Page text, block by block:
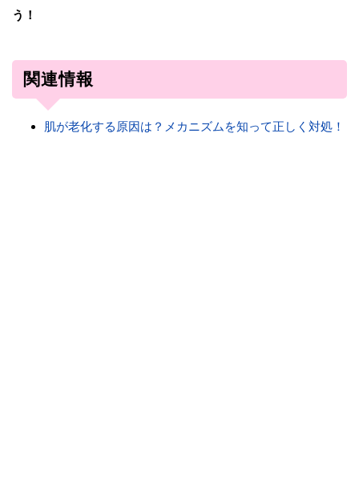
う！
関連情報
肌が老化する原因は？メカニズムを知って正しく対処！